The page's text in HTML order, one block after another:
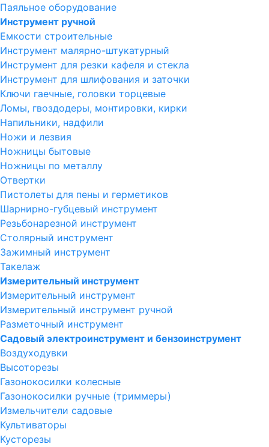
Паяльное оборудование
Инструмент ручной
Емкости строительные
Инструмент малярно-штукатурный
Инструмент для резки кафеля и стекла
Инструмент для шлифования и заточки
Ключи гаечные, головки торцевые
Ломы, гвоздодеры, монтировки, кирки
Напильники, надфили
Ножи и лезвия
Ножницы бытовые
Ножницы по металлу
Отвертки
Пистолеты для пены и герметиков
Шарнирно-губцевый инструмент
Резьбонарезной инструмент
Столярный инструмент
Зажимный инструмент
Такелаж
Измерительный инструмент
Измерительный инструмент
Измерительный инструмент ручной
Разметочный инструмент
Садовый электроинструмент и бензоинструмент
Воздуходувки
Высоторезы
Газонокосилки колесные
Газонокосилки ручные (триммеры)
Измельчители садовые
Культиваторы
Кусторезы